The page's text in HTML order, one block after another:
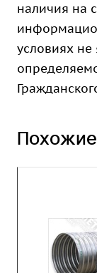
наличия на
условиях